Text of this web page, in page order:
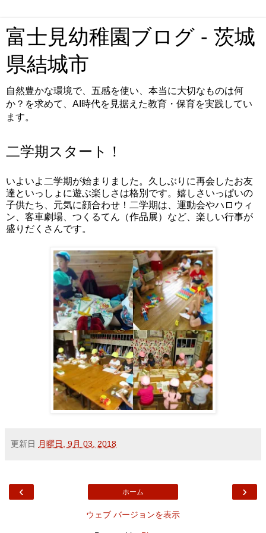
富士見幼稚園ブログ - 茨城
県結城市
自然豊かな環境で、五感を使い、本当に大切なものは何
か？を求めて、AI時代を見据えた教育・保育を実践してい
ます。
二学期スタート！
いよいよ二学期が始まりました。久しぶりに再会したお友
達といっしょに遊ぶ楽しさは格別です。嬉しさいっぱいの
子供たち、元気に顔合わせ！二学期は、運動会やハロウィ
ン、客車劇場、つくるてん（作品展）など、楽しい行事が
盛りだくさんです。
更新日 月曜日, 9月 03, 2018
‹ ›
ホーム
ウェブ バージョンを表示